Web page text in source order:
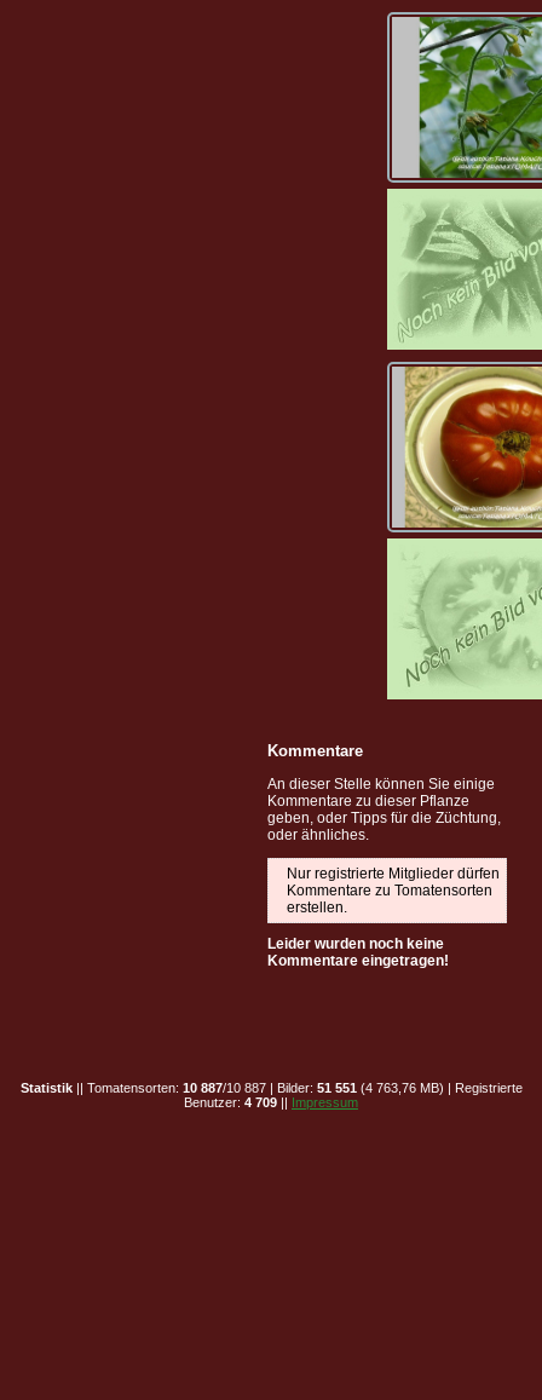
Kommentare
An dieser Stelle können Sie einige
Kommentare zu dieser Pflanze
geben, oder Tipps für die Züchtung,
oder ähnliches.
Nur registrierte Mitglieder dürfen
Kommentare zu Tomatensorten
erstellen.
Leider wurden noch keine
Kommentare eingetragen!
Statistik|| Tomatensorten: 10 887/10 887 | Bilder: 51 551 (4 763,76 MB) | Registrierte
Benutzer: 4 709 || Impressum